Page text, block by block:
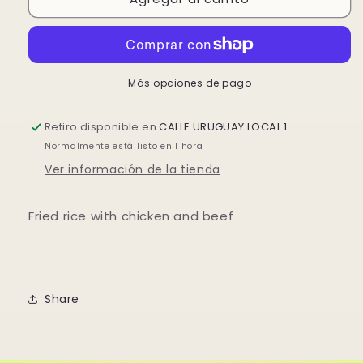
CON
TERNERAS
CON
Y
TERNERAS
Más opciones de pago
Retiro disponible enCALLE URUGUAY LOCAL 1
Normalmente está listo en 1 hora
Ver información de la tienda
Fried rice with chicken and beef
Share